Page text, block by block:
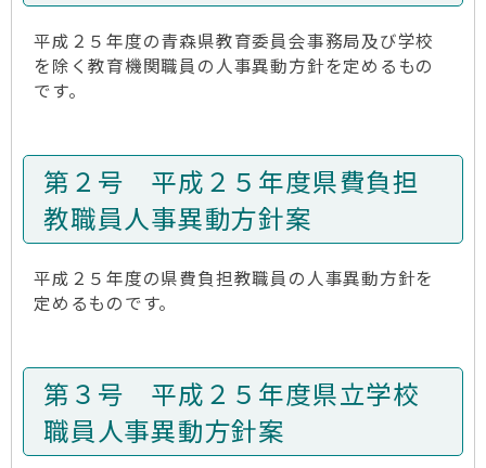
平成２５年度の青森県教育委員会事務局及び学校
を除く教育機関職員の人事異動方針を定めるもの
です。
第２号 平成２５年度県費負担
教職員人事異動方針案
平成２５年度の県費負担教職員の人事異動方針を
定めるものです。
第３号 平成２５年度県立学校
職員人事異動方針案